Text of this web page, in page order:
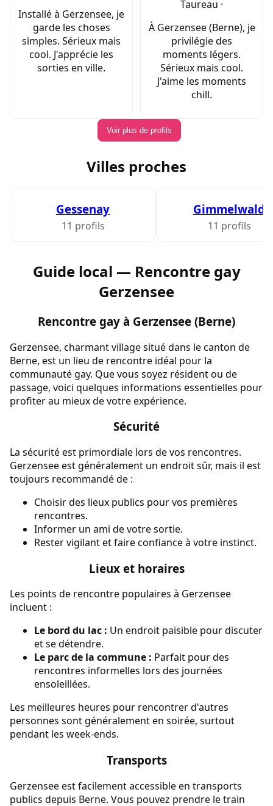
Installé à Gerzensee, je
garde les choses
simples. Sérieux mais
cool. J'apprécie les
sorties en ville.
Taureau ·
À Gerzensee (Berne), je
privilégie des
moments légers.
Sérieux mais cool.
J'aime les moments
chill.
Voir plus de profils
Villes proches
Gessenay
11 profils
Gimmelwald
11 profils
Guide local — Rencontre gay
Gerzensee
Rencontre gay à Gerzensee (Berne)
Gerzensee, charmant village situé dans le canton de
Berne, est un lieu de rencontre idéal pour la
communauté gay. Que vous soyez résident ou de
passage, voici quelques informations essentielles pour
profiter au mieux de votre expérience.
Sécurité
La sécurité est primordiale lors de vos rencontres.
Gerzensee est généralement un endroit sûr, mais il est
toujours recommandé de :
Choisir des lieux publics pour vos premières
rencontres.
Informer un ami de votre sortie.
Rester vigilant et faire confiance à votre instinct.
Lieux et horaires
Les points de rencontre populaires à Gerzensee
incluent :
Le bord du lac : Un endroit paisible pour discuter
et se détendre.
Le parc de la commune : Parfait pour des
rencontres informelles lors des journées
ensoleillées.
Les meilleures heures pour rencontrer d'autres
personnes sont généralement en soirée, surtout
pendant les week-ends.
Transports
Gerzensee est facilement accessible en transports
publics depuis Berne. Vous pouvez prendre le train